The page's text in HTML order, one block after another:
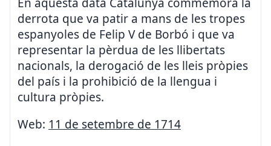
derrota que va patir a mans de les tropes
espanyoles de Felip V de Borbó i que va
representar la pèrdua de les llibertats
nacionals, la derogació de les lleis pròpies
del país i la prohibició de la llengua i
cultura pròpies.
Web: 11 de setembre de 1714